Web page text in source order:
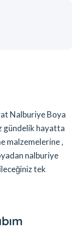
Nalburiye Boya
gündelik hayatta
malzemelerine ,
nalburiye
tek